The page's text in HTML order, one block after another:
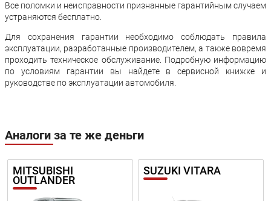
Все поломки и неисправности признанные гарантийным случаем
устраняются бесплатно.
Для сохранения гарантии необходимо соблюдать правила
эксплуатации, разработанные производителем, а также вовремя
проходить техническое обслуживание. Подробную информацию
по условиям гарантии вы найдете в сервисной книжке и
руководстве по эксплуатации автомобиля.
Аналоги за те же деньги
MITSUBISHI
OUTLANDER
SUZUKI VITARA